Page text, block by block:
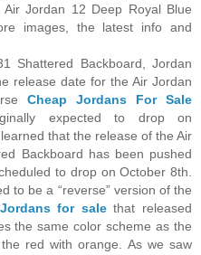
Jordan 12 Deep Royal Blue
images, the latest info and
Shattered Backboard, Jordan
release date for the Air Jordan
Cheap Jordans For Sale
expected to drop on
that the release of the Air
Backboard has been pushed
to drop on October 8th.
to be a “reverse” version of the
Jordans for salethat released
the same color scheme as the
red with orange. As we saw